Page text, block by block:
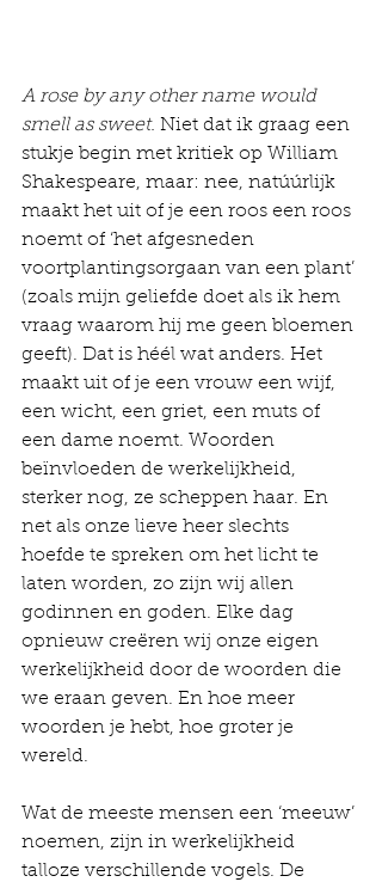
A rose by any other name would
smell as sweet. Niet dat ik graag een
stukje begin met kritiek op William
Shakespeare, maar: nee, natúúrlijk
maakt het uit of je een roos een roos
noemt of ‘het afgesneden
voortplantingsorgaan van een plant’
(zoals mijn geliefde doet als ik hem
vraag waarom hij me geen bloemen
geeft). Dat is héél wat anders. Het
maakt uit of je een vrouw een wijf,
een wicht, een griet, een muts of
een dame noemt. Woorden
beïnvloeden de werkelijkheid,
sterker nog, ze scheppen haar. En
net als onze lieve heer slechts
hoefde te spreken om het licht te
laten worden, zo zijn wij allen
godinnen en goden. Elke dag
opnieuw creëren wij onze eigen
werkelijkheid door de woorden die
we eraan geven. En hoe meer
woorden je hebt, hoe groter je
wereld.
Wat de meeste mensen een ‘meeuw’
noemen, zijn in werkelijkheid
talloze verschillende vogels. De